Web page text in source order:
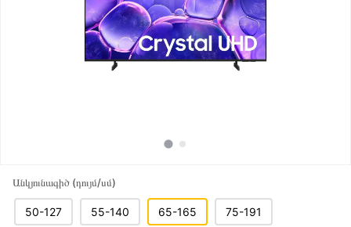
Անկյունագիծ (դույմ/սմ)
50-127 55-140 65-165 75-191